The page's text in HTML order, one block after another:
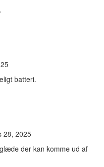
batteri.
28, 2025
der kan komme ud af